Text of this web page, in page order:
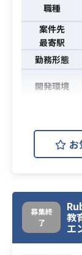
職種
案件先
最寄駅
勤務形態
開発環境
お
募集終
了
教
エ